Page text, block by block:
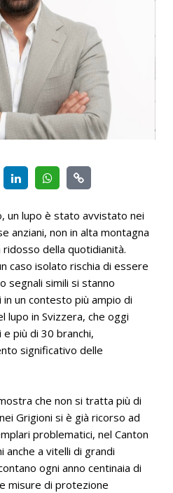
un lupo è stato avvistato nei
anziani, non in alta montagna
ridosso della quotidianità.
caso isolato rischia di essere
segnali simili si stanno
un contesto più ampio di
lupo in Svizzera, che oggi
più di 30 branchi,
significativo delle
che non si tratta più di
Grigioni si è già ricorso ad
problematici, nel Canton
anche a vitelli di grandi
ogni anno centinaia di
misure di protezione